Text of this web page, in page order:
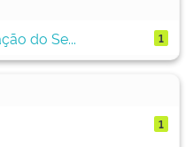
do Se...
1
1